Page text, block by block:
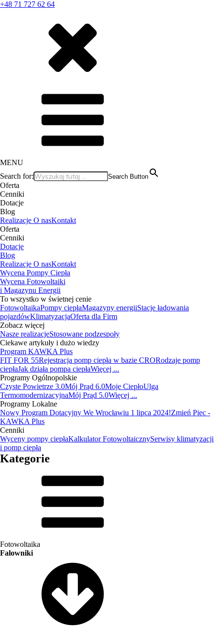
+48 71 727 62 64
MENU
Search for:
Search Button
Oferta
Cenniki
Dotacje
Blog
Realizacje O nasKontakt
Oferta
Cenniki
Dotacje
Blog
Realizacje O nasKontakt
Wycena Pompy Ciepła
Wycena Fotowoltaiki
i Magazynu Energii
To wszystko w świetnej cenie
FotowoltaikaPompy ciepłaMagazyny energiiStacje ładowania
pojazdówKlimatyzacjaOferta dla Firm
Zobacz więcej
Nasze realizacjeStosowane podzespoły
Ciekawe artykuły i dużo wiedzy
Program KAWKA Plus
FIT FOR 55Rejestracja pomp ciepła w bazie CRORodzaje pomp
ciepłaJak działa pompa ciepłaWięcej ...
Programy Ogólnopolskie
Czyste Powietrze 3.0Mój Prąd 6.0Moje CiepłoUlga
TermomodernizacyjnaMój Prąd 5.0Więcej ...
Programy Lokalne
Nowy Program Dotacyjny We Wrocławiu 1 lipca 2024!Zmień Piec -
KAWKA Plus
Cenniki
Wyceny pompy ciepłaKalkulator FotowoltaicznySerwisy klimatyzacji
i pomp ciepła
Kategorie
Fotowoltaika
Falowniki